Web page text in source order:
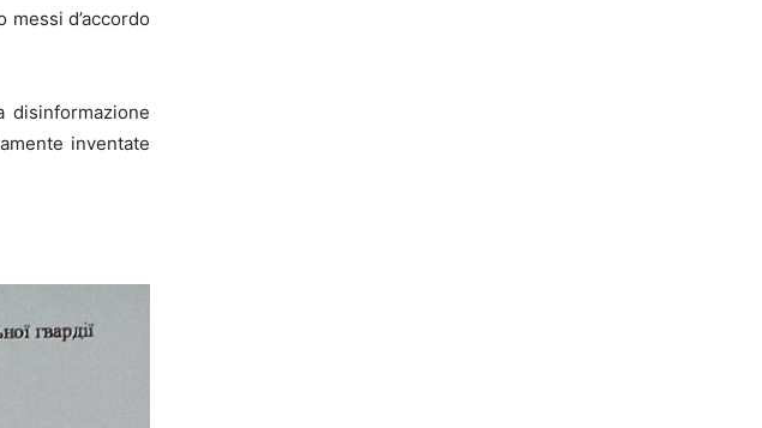
d’accordo
disinformazione
inventate